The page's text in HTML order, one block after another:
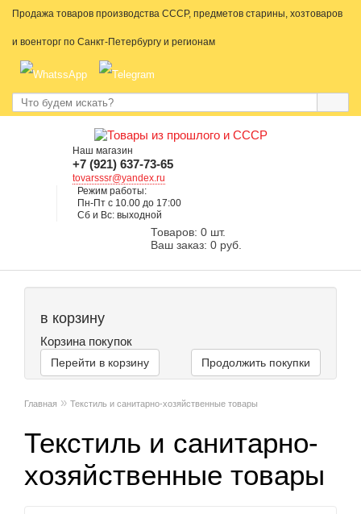
Продажа товаров производства СССР, предметов старины, хозтоваров
и военторг по Санкт-Петербургу и регионам
Наш магазин
+7 (921) 637-73-65
tovarsssr@yandex.ru
Режим работы:
Пн-Пт с 10.00 до 17:00
Сб и Вс: выходной
Товаров: 0 шт.
Ваш заказ: 0 руб.
в корзину
Корзина покупок
Перейти в корзину Продолжить покупки
Главная » Текстиль и санитарно-хозяйственные товары
Текстиль и санитарно-
хозяйственные товары